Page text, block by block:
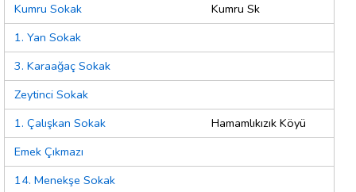
Kumru Sokak
Kumru Sk
1. Yan Sokak
3. Karaağaç Sokak
Zeytinci Sokak
1. Çalışkan Sokak
Hamamlıkızık Köyü
Emek Çıkmazı
14. Menekşe Sokak